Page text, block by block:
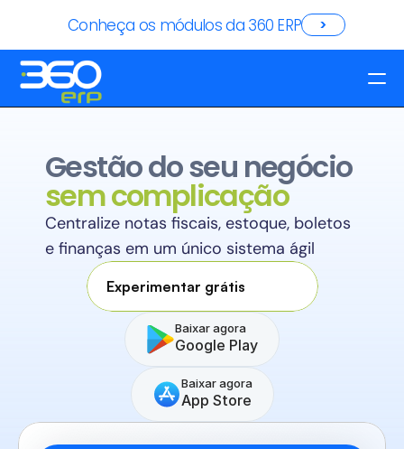
Conheça os módulos da 360 ERP >
Recursos
Cadastre-se
Cadastre-se
Entrar
Entrar
Gestão do seu negócio
sem complicação
Centralize notas fiscais, estoque, boletos
e finanças em um único sistema ágil
Experimentar grátis
Baixar agora
Google Play
Baixar agora
App Store